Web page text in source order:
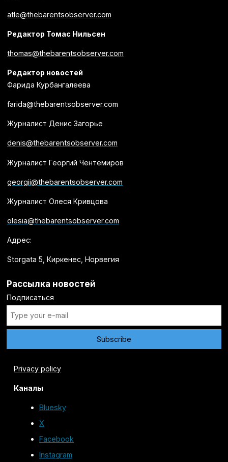
atle@thebarentsobserver.com
Редактор Томас Нильсен
thomas@thebarentsobserver.com
Редактор новостей
Фарида Курбангалеева
farida@thebarentsobserver.com
Журналист Денис Загорье
denis@thebarentsobserver.com
Журналист Георгий Чентемиров
georgii@thebarentsobserver.com
Журналист Олеся Кривцова
olesia@thebarentsobserver.com
Адрес:
Storgata 5, Киркенес, Норвегия
Рассылка новостей
Подписаться
Privacy policy
Каналы
Bluesky
X
Facebook
Instagram